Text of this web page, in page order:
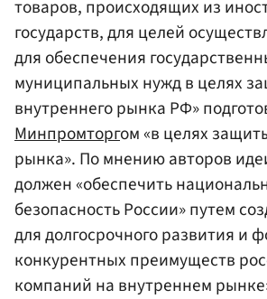
товаров, происходящих из
государств, для целей
для обеспечения
муниципальных нужд в целях
внутреннего рынка РФ»
Минпромторгом «в целях
рынка». По мнению авторов
должен «обеспечить
безопасность России» путем
для долгосрочного развития и
конкурентных преимуществ
компаний на внутреннем